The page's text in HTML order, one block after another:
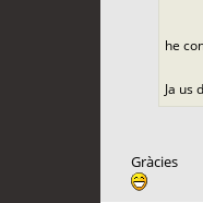
he
Ja us
Gràcies